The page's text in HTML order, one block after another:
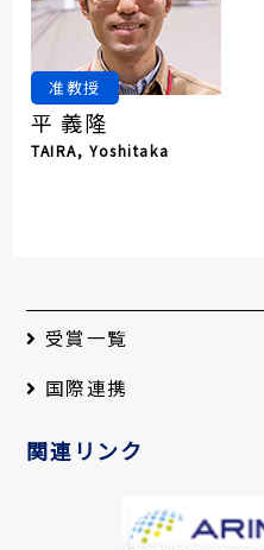
准教授
平 義隆
TAIRA, Yoshitaka
受賞一覧
国際連携
関連リンク